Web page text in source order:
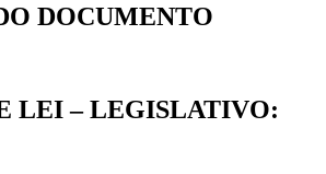
DOCUMENTO
LEI – LEGISLATIVO: